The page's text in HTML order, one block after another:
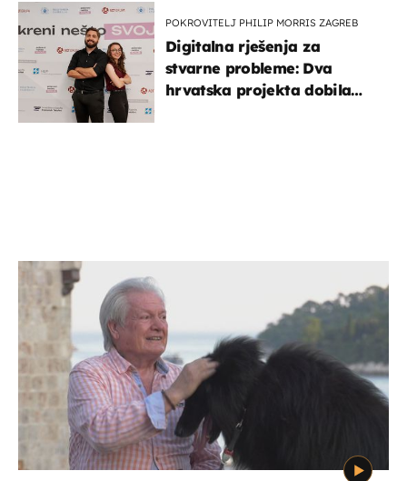
POKROVITELJ PHILIP MORRIS ZAGREB
Digitalna rješenja za
stvarne probleme: Dva
hrvatska projekta dobila